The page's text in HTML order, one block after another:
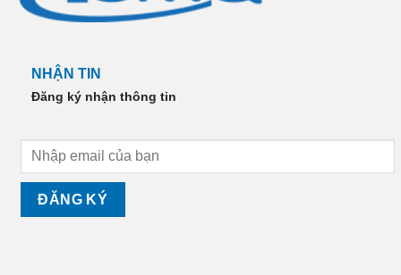
NHẬN TIN
Đăng ký nhận thông tin